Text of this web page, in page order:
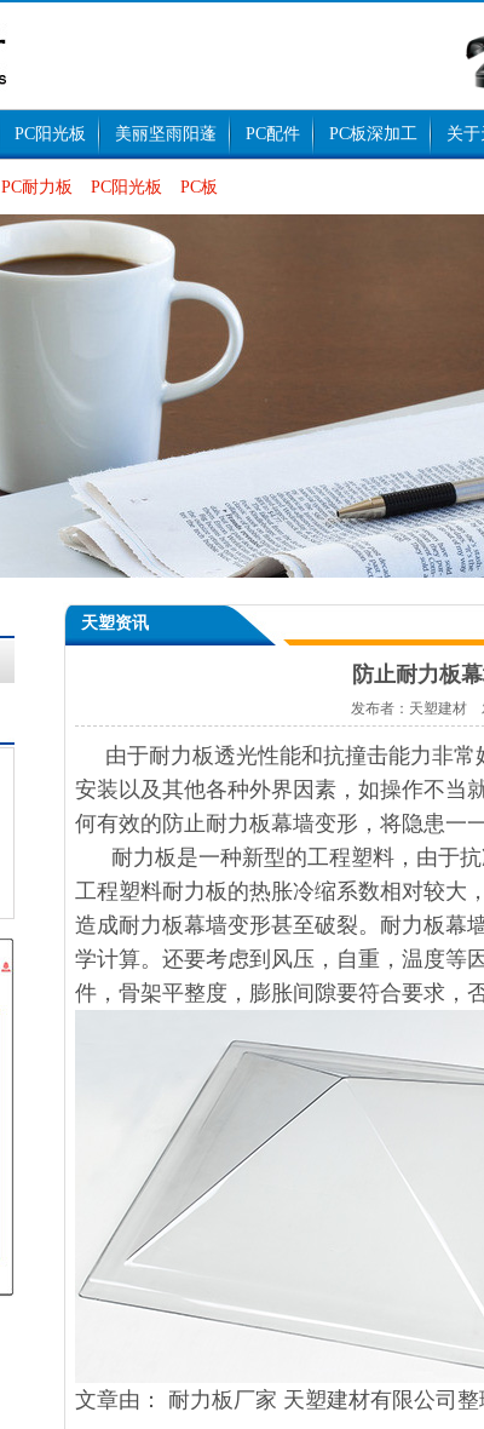
PC阳光板 美丽坚雨阳蓬 PC配件 PC板深加工 关于
PC耐力板 PC阳光板 PC板
天塑资讯
防止耐力板
发布者：天塑建材
由于耐力板透光性能和抗撞击能力非
安装以及其他各种外界因素，如操作不当
何有效的防止耐力板幕墙变形，将隐患一一
耐力板是一种新型的工程塑料，由于
工程塑料耐力板的热胀冷缩系数相对较大
造成耐力板幕墙变形甚至破裂。耐力板幕
学计算。还要考虑到风压，自重，温度等
件，骨架平整度，膨胀间隙要符合要求，
文章由： 耐力板厂家 天塑建材有限公司